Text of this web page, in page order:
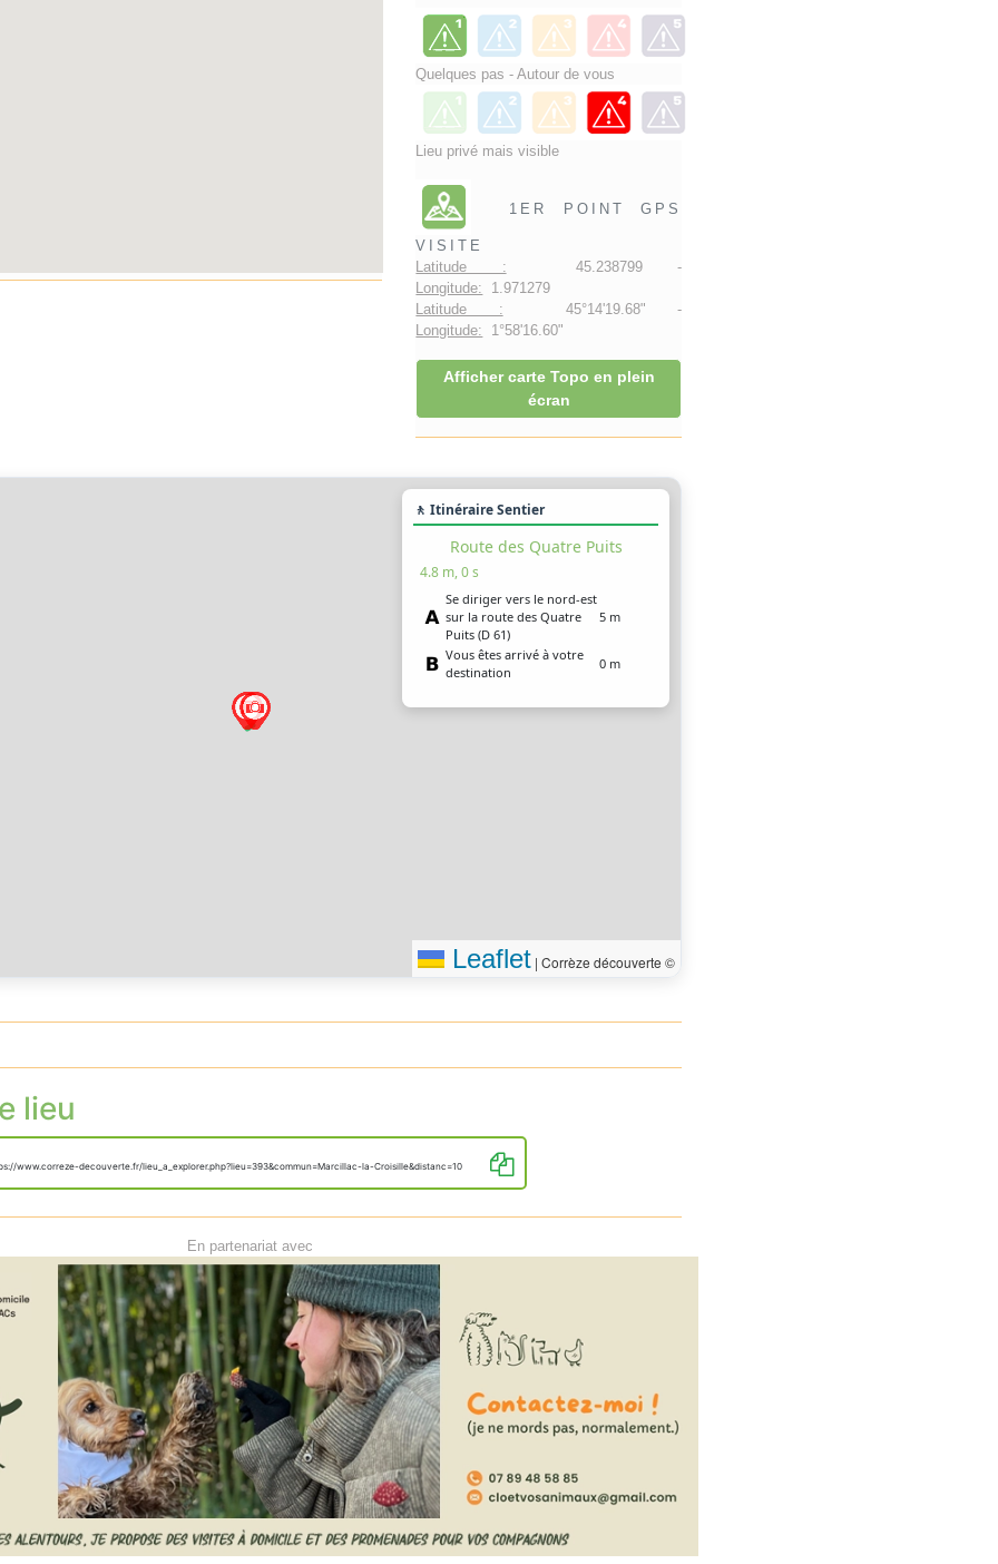
Quelques pas - Autour de vous
Lieu privé mais visible
1ER POINT GPS
VISITE
Latitude : 45.238799 -
Longitude: 1.971279
Latitude : 45°14'19.68" -
Longitude: 1°58'16.60"
Afficher carte Topo en plein
écran
🚶 Itinéraire Sentier
Route des Quatre Puits
4.8 m, 0 s
Se diriger vers le nord-est
sur la route des Quatre
Puits (D 61)
5 m
Vous êtes arrivé à votre
destination
0 m
Leaflet | Corrèze découverte ©
lieu
www.correze-decouverte.fr/lieu_a_explorer.php?lieu=393&commun=Marcillac-la-Croisille&distanc=10
En partenariat avec